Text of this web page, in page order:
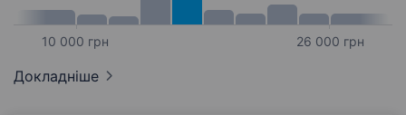
10 000 грн 26 000 грн
Докладніше